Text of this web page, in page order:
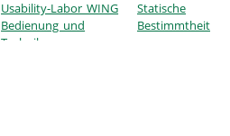
Usability-Labor WING
Bedienung und
Technik
Statische
Bestimmtheit